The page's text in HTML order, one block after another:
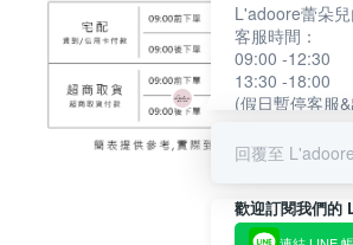
L'adoore蕾朵
客服時間：
09:00 -12:30
13:30 -18:00
(假日暫停客服
回覆至